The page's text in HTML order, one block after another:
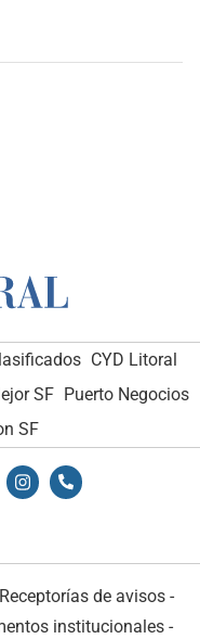
CYD Litoral
SF Puerto Negocios
SF
Receptorías de avisos -
institucionales -